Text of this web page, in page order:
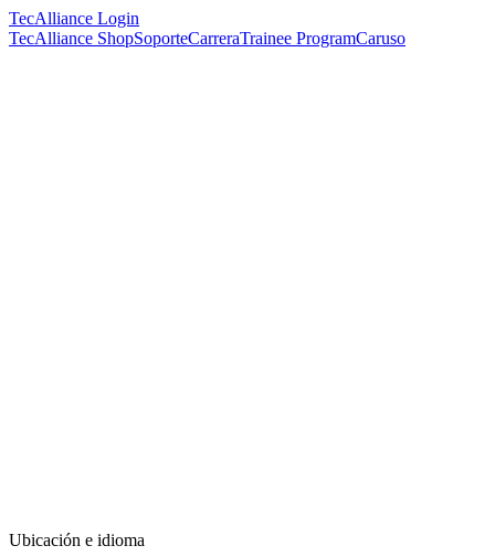
TecAlliance Login
TecAlliance ShopSoporteCarreraTrainee ProgramCaruso
Ubicación e idioma